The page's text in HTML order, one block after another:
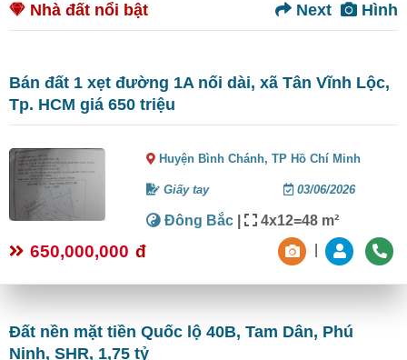
Nhà đất nổi bật Hình
Next
Bán đất 1 xẹt đường 1A nối dài, xã Tân Vĩnh Lộc,
Tp. HCM giá 650 triệu
Huyện Bình Chánh,TP Hồ Chí Minh
Giấy tay 03/06/2026
Đông Bắc | 4x12=48 m²
650,000,000 đ
Đất nền mặt tiền Quốc lộ 40B, Tam Dân, Phú
Ninh, SHR, 1,75 tỷ